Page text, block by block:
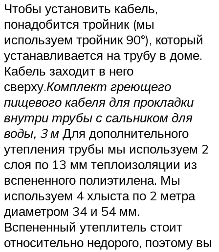
Чтобы установить кабель,
понадобится тройник (мы
используем тройник 90°), который
устанавливается на трубу в доме.
Кабель заходит в него
сверху.Комплект греющего
пищевого кабеля для прокладки
внутри трубы с сальником для
воды, 3 м Для дополнительного
утепления трубы мы используем 2
слоя по 13 мм теплоизоляции из
вспененного полиэтилена. Мы
используем 4 хлыста по 2 метра
диаметром 34 и 54 мм.
Вспененный утеплитель стоит
относительно недорого, поэтому вы